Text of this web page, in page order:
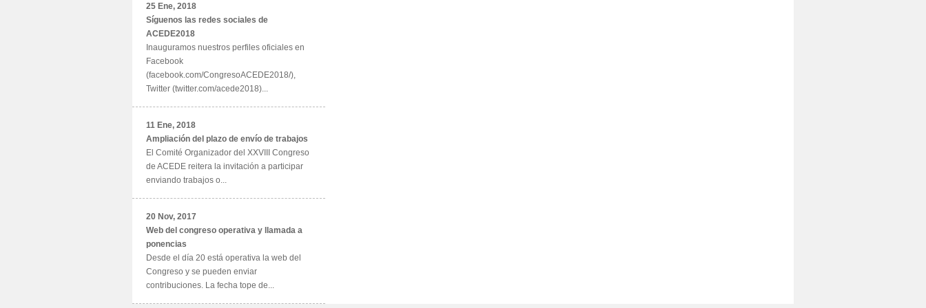
25 Ene, 2018
Síguenos las redes sociales de
ACEDE2018
Inauguramos nuestros perfiles oficiales en
Facebook
(facebook.com/CongresoACEDE2018/),
Twitter (twitter.com/acede2018)...
11 Ene, 2018
Ampliación del plazo de envío de trabajos
El Comité Organizador del XXVIII Congreso
de ACEDE reitera la invitación a participar
enviando trabajos o...
20 Nov, 2017
Web del congreso operativa y llamada a
ponencias
Desde el día 20 está operativa la web del
Congreso y se pueden enviar
contribuciones. La fecha tope de...